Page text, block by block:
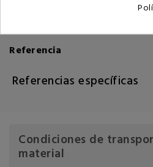
Referencia
Referencias específicas
Condiciones de
material